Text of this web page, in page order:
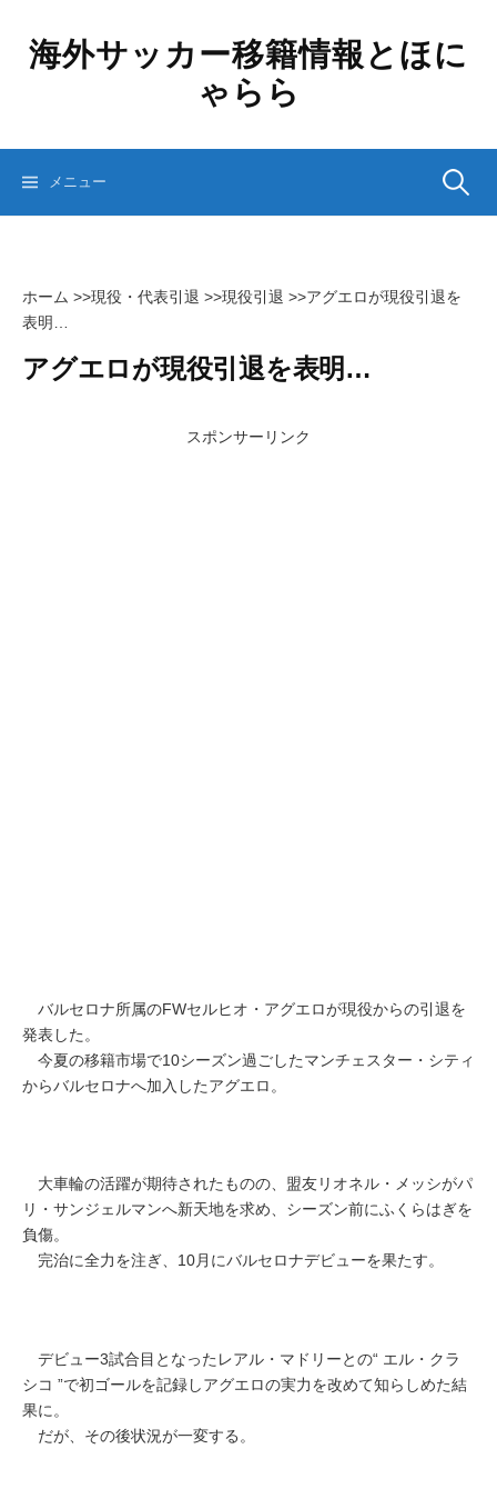
ッ
海外サッカー移籍情報とほに
ゃらら
メニュー 検
ホーム >>現役・代表引退 >>現役引退 >>アグエロが現役引退を
表明…
アグエロが現役引退を表明…
スポンサーリンク
バルセロナ所属のFWセルヒオ・アグエロが現役からの引退を
発表した。
今夏の移籍市場で10シーズン過ごしたマンチェスター・シティ
からバルセロナへ加入したアグエロ。
大車輪の活躍が期待されたものの、盟友リオネル・メッシがパ
リ・サンジェルマンへ新天地を求め、シーズン前にふくらはぎを
負傷。
完治に全力を注ぎ、10月にバルセロナデビューを果たす。
デビュー3試合目となったレアル・マドリーとの“ エル・クラ
シコ ”で初ゴールを記録しアグエロの実力を改めて知らしめた結
果に。
だが、その後状況が一変する。